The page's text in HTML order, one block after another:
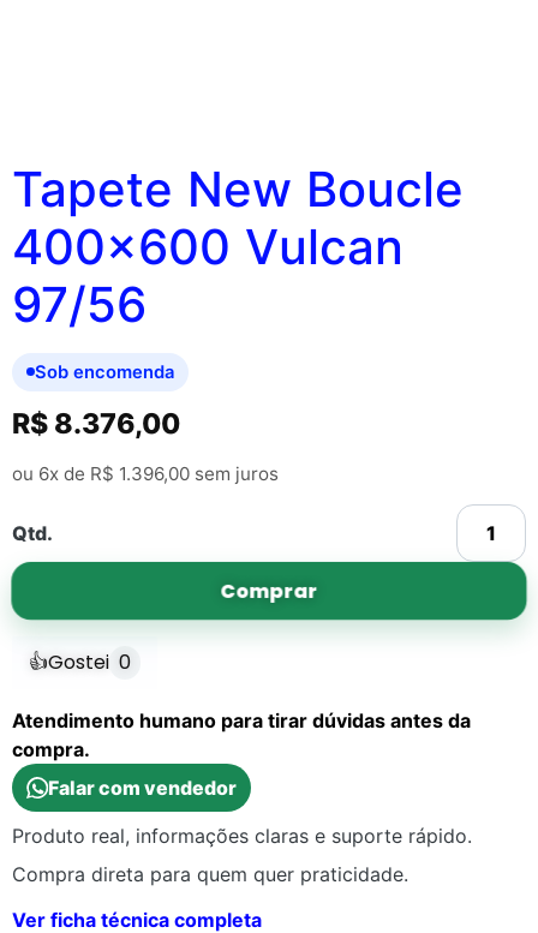
Tapete New Boucle
400×600 Vulcan
97/56
Sob encomenda
R$ 8.376,00
ou 6x de R$ 1.396,00 sem juros
Qtd.
Comprar
👍Gostei 0
Atendimento humano para tirar dúvidas antes da
compra.
Falar com vendedor
Produto real, informações claras e suporte rápido.
Compra direta para quem quer praticidade.
Ver ficha técnica completa